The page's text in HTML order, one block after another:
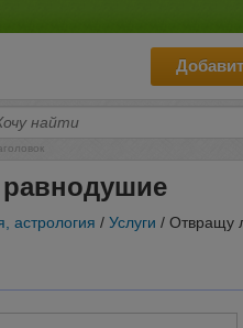
астрология / Услуги / Отвращу